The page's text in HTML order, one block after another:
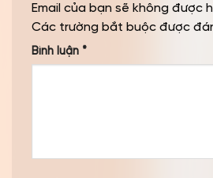
Email của bạn sẽ không được
Các trường bắt buộc được
Bình luận *